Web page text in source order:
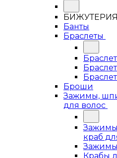
БИЖУТЕРИЯ
Банты
Браслеты
Броши
Зажимы,
для волос
краб
Зажимы
Крабы